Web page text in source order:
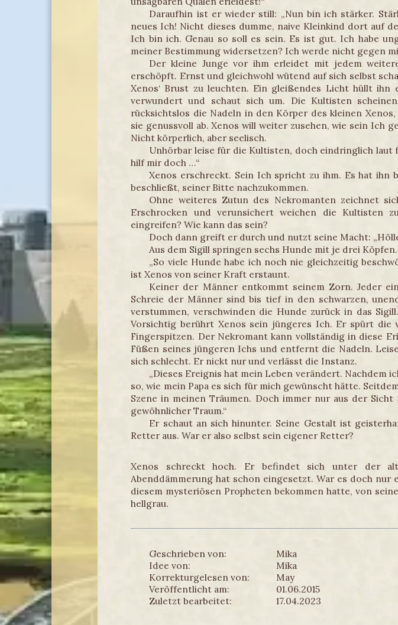
Daraufhin ist er wieder still: „Nun bin ich stärker.
neues Ich! Nicht dieses dumme, naive Kleinkind dort auf
Ich bin ich. Genau so soll es sein. Es ist gut. Ich habe
meiner Bestimmung widersetzen? Ich werde nicht gegen
Der kleine Junge vor ihm erleidet mit jedem
erschöpft. Ernst und gleichwohl wütend auf sich selbst
Xenos‘ Brust zu leuchten. Ein gleißendes Licht hüllt
verwundert und schaut sich um. Die Kultisten
rücksichtslos die Nadeln in den Körper des kleinen
sie genussvoll ab. Xenos will weiter zusehen, wie sein
Nicht körperlich, aber seelisch.
Unhörbar leise für die Kultisten, doch eindringlich
hilf mir doch …“
Xenos erschreckt. Sein Ich spricht zu ihm. Es hat
beschließt, seiner Bitte nachzukommen.
Ohne weiteres Zutun des Nekromanten zeichnet
Erschrocken und verunsichert weichen die Kultisten
eingreifen? Wie kann das sein?
Doch dann greift er durch und nutzt seine Macht:
Aus dem Sigill springen sechs Hunde mit je drei
„So viele Hunde habe ich noch nie gleichzeitig
ist Xenos von seiner Kraft erstaunt.
Keiner der Männer entkommt seinem Zorn. Jeder
Schreie der Männer sind bis tief in den schwarzen,
verstummen, verschwinden die Hunde zurück in das
Vorsichtig berührt Xenos sein jüngeres Ich. Er spürt die
Fingerspitzen. Der Nekromant kann vollständig in diese
Füßen seines jüngeren Ichs und entfernt die Nadeln.
sich schlecht. Er nickt nur und verlässt die Instanz.
„Dieses Ereignis hat mein Leben verändert. Nachdem
so, wie mein Papa es sich für mich gewünscht hätte.
Szene in meinen Träumen. Doch immer nur aus der
gewöhnlicher Traum.“
Er schaut an sich hinunter. Seine Gestalt ist
Retter aus. War er also selbst sein eigener Retter?
Xenos schreckt hoch. Er befindet sich unter der
Abenddämmerung hat schon eingesetzt. War es doch
diesem mysteriösen Propheten bekommen hatte, von
hellgrau.
Geschrieben von:
Mika
Idee von:
Mika
Korrekturgelesen von:
May
Veröffentlicht am:
01.06.2015
Zuletzt bearbeitet:
17.04.2023